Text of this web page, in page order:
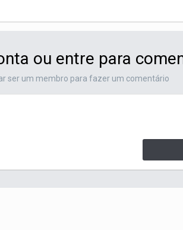
ou entre para
ser um membro para fazer um comentário